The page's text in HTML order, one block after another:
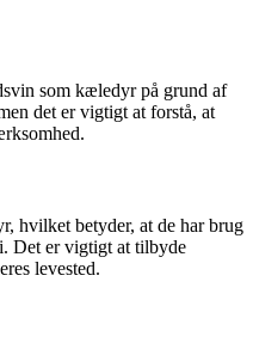
som kæledyr på grund af
det er vigtigt at forstå, at
hvilket betyder, at de har brug
Det er vigtigt at tilbyde
levested.